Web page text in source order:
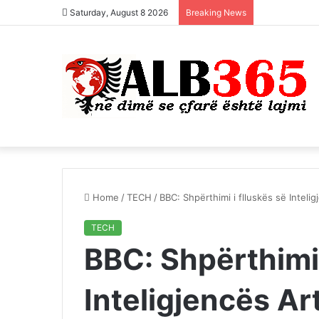
Saturday, August 8 2026 Breaking News
Home /TECH / BBC: Shpërthimi i flluskës së
TECH
BBC:
Inteligjencës